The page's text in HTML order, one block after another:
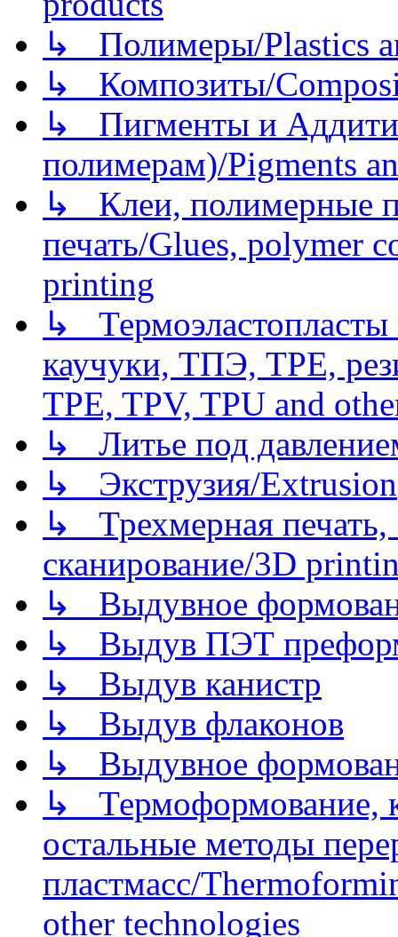
↳ Полимеры/Plastics
↳ Композиты/
↳ Пигменты и
полимерам)/Pigments
↳ Клеи, полимерные
печать/Glues, polymer
printing
↳
каучуки, ТПЭ, TPE,
TPE, TPV, TPU and
↳ Литье под
↳ Экструзия/Extrusion
↳ Трехмерная
сканирование/3D
↳ Выдувное
↳ Выдув ПЭТ
↳ Выдув канистр
↳ Выдув флаконов
↳ Выдувное
↳ Термоформование,
остальные методы
пластмасс/
other technologies